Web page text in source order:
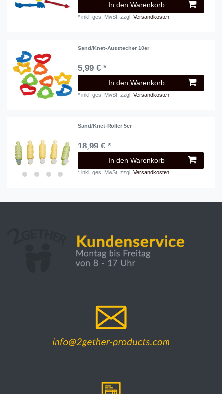
In den Warenkorb
*inkl. ges. MwSt. zzgl.Versandkosten
Sand/Knet-Ausstecher 10er
5,99 € *
In den Warenkorb
*inkl. ges. MwSt. zzgl.Versandkosten
Sand/Knet-Roller 5er
18,99 € *
In den Warenkorb
*inkl. ges. MwSt. zzgl.Versandkosten